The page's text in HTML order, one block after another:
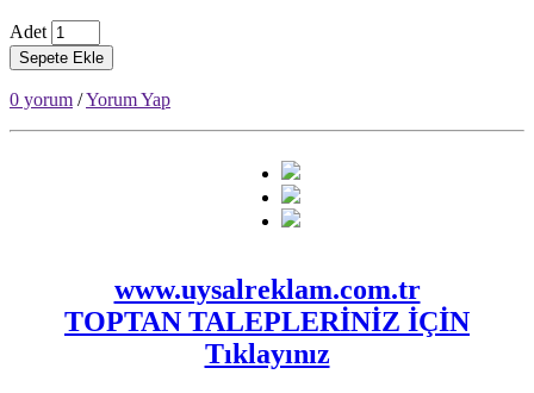
Adet
Sepete Ekle
0 yorum /Yorum Yap
www.uysalreklam.com.tr
TOPTAN TALEPLERİNİZ İÇİN
Tıklayınız